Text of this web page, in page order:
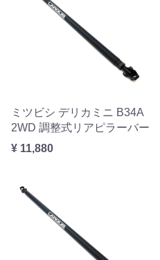
ミツビシ デリカミニ B34A
2WD 調整式リアピラーバー
¥ 11,880